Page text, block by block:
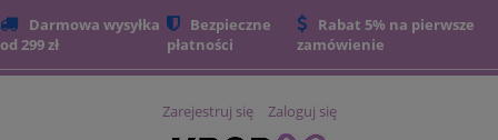
Darmowa wysyłka
od 299 zł
Bezpieczne
płatności
Rabat 5% na pierwsze
zamówienie
Zarejestruj się Zaloguj się